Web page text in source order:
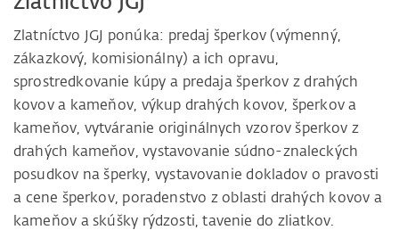
Zlatníctvo JGJ ponúka: predaj šperkov (výmenný,
zákazkový, komisionálny) a ich opravu,
sprostredkovanie kúpy a predaja šperkov z drahých
kovov a kameňov, výkup drahých kovov, šperkov a
kameňov, vytváranie originálnych vzorov šperkov z
drahých kameňov, vystavovanie súdno-znaleckých
posudkov na šperky, vystavovanie dokladov o pravosti
a cene šperkov, poradenstvo z oblasti drahých kovov a
kameňov a skúšky rýdzosti, tavenie do zliatkov.